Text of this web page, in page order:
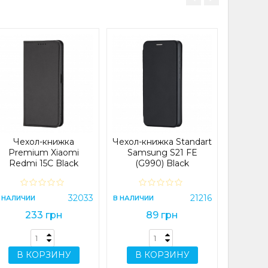
для тех,
камеры, кнопок
смартфон без
аксессуару
вид, который
samsung
a30s/a50s
Чехол-книжка
Premium Xiaomi
Redmi 15С Black
НАЛИЧИИ 32033
233 грн
В КОРЗИНУ
Чехол-книжка Standart
Samsung S21 FE
(G990) Black
В НАЛИЧИИ 21216
89 грн
В КОРЗИНУ